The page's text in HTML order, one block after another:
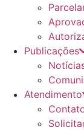
Publicações
Atendimento